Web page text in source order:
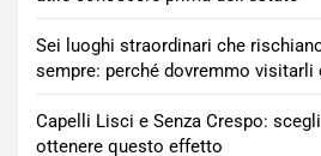
Sei luoghi straordinari che
sempre: perché dovremmo visitarli
Capelli Lisci e Senza Crespo:
ottenere questo effetto